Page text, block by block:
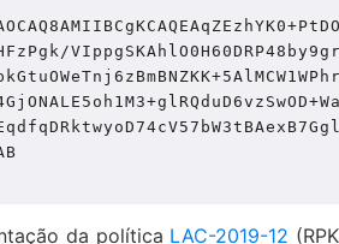
da política LAC-2019-12